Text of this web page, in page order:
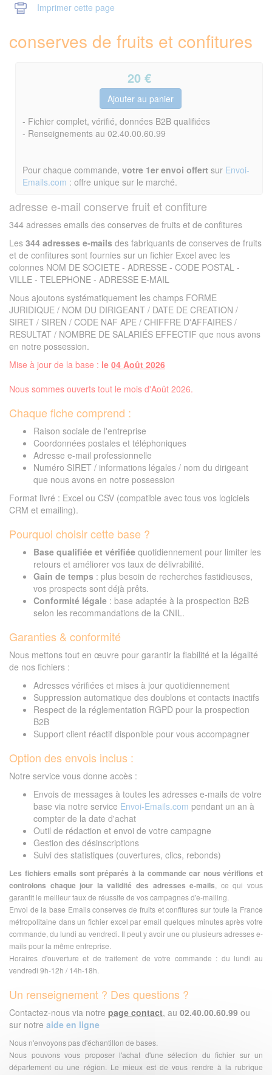
Imprimer cette page
conserves de fruits et confitures
20 €
- Fichier complet, vérifié, données B2B qualifiées
- Renseignements au 02.40.00.60.99
Pour chaque commande, votre 1er envoi offert sur Envoi-
Emails.com : offre unique sur le marché.
adresse e-mail conserve fruit et confiture
344 adresses emails des conserves de fruits et de confitures
Les 344 adresses e-mails des fabriquants de conserves de fruits
et de confitures sont fournies sur un fichier Excel avec les
colonnes NOM DE SOCIETE - ADRESSE - CODE POSTAL -
VILLE - TELEPHONE - ADRESSE E-MAIL
Nous ajoutons systématiquement les champs FORME
JURIDIQUE / NOM DU DIRIGEANT / DATE DE CREATION /
SIRET / SIREN / CODE NAF APE / CHIFFRE D'AFFAIRES /
RESULTAT / NOMBRE DE SALARIÉS EFFECTIF que nous avons
en notre possession.
Mise à jour de la base : le 04 Août 2026
Nous sommes ouverts tout le mois d'Août 2026.
Chaque fiche comprend :
Raison sociale de l'entreprise
Coordonnées postales et téléphoniques
Adresse e-mail professionnelle
Numéro SIRET / informations légales / nom du dirigeant
que nous avons en notre possession
Format livré : Excel ou CSV (compatible avec tous vos logiciels
CRM et emailing).
Pourquoi choisir cette base ?
Base qualifiée et vérifiée quotidiennement pour limiter les
retours et améliorer vos taux de délivrabilité.
Gain de temps : plus besoin de recherches fastidieuses,
vos prospects sont déjà prêts.
Conformité légale : base adaptée à la prospection B2B
selon les recommandations de la CNIL.
Garanties & conformité
Nous mettons tout en œuvre pour garantir la fiabilité et la légalité
de nos fichiers :
Adresses vérifiées et mises à jour quotidiennement
Suppression automatique des doublons et contacts inactifs
Respect de la réglementation RGPD pour la prospection
B2B
Support client réactif disponible pour vous accompagner
Option des envois inclus :
Notre service vous donne accès :
Envois de messages à toutes les adresses e-mails de votre
base via notre service Envoi-Emails.com pendant un an à
compter de la date d'achat
Outil de rédaction et envoi de votre campagne
Gestion des désinscriptions
Suivi des statistiques (ouvertures, clics, rebonds)
Les fichiers emails sont préparés à la commande car nous vérifions et
contrôlons chaque jour la validité des adresses e-mails , ce qui vous
garantit le meilleur taux de réussite de vos campagnes d'e-mailing.
Envoi de la base Emails conserves de fruits et confitures sur toute la France
métropolitaine dans un fichier excel par email quelques minutes après votre
commande, du lundi au vendredi. Il peut y avoir une ou plusieurs adresses e-
mails pour la même entreprise.
Horaires d'ouverture et de traitement de votre commande : du lundi au
vendredi 9h-12h / 14h-18h.
Un renseignement ? Des questions ?
Contactez-nous via notre page contact, au 02.40.00.60.99 ou
sur notre aide en ligne
Nous n'envoyons pas d'échantillon de bases.
Nous pouvons vous proposer l'achat d'une sélection du fichier sur un
département ou une région. Le mieux est de vous rendre à la rubrique